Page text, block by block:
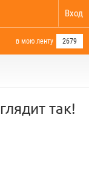
Вход
в мою ленту 2679
так!